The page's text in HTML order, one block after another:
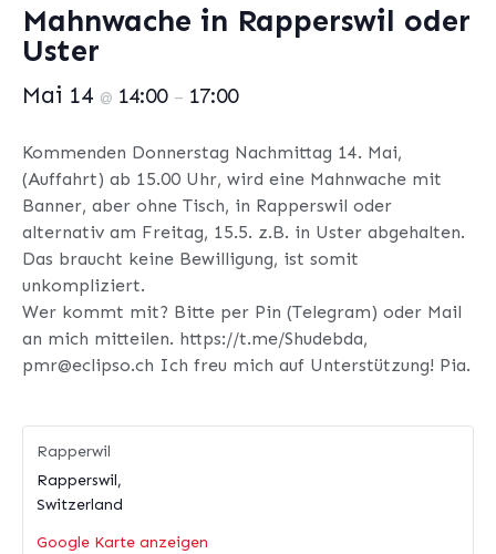
Mahnwache in Rapperswil oder
Uster
Mai 14 @ 14:00 – 17:00
Kommenden Donnerstag Nachmittag 14. Mai,
(Auffahrt) ab 15.00 Uhr, wird eine Mahnwache mit
Banner, aber ohne Tisch, in Rapperswil oder
alternativ am Freitag, 15.5. z.B. in Uster abgehalten.
Das braucht keine Bewilligung, ist somit
unkompliziert.
Wer kommt mit? Bitte per Pin (Telegram) oder Mail
an mich mitteilen. https://t.me/Shudebda,
pmr@eclipso.ch Ich freu mich auf Unterstützung! Pia.
Rapperwil
Rapperswil,
Switzerland
Google Karte anzeigen